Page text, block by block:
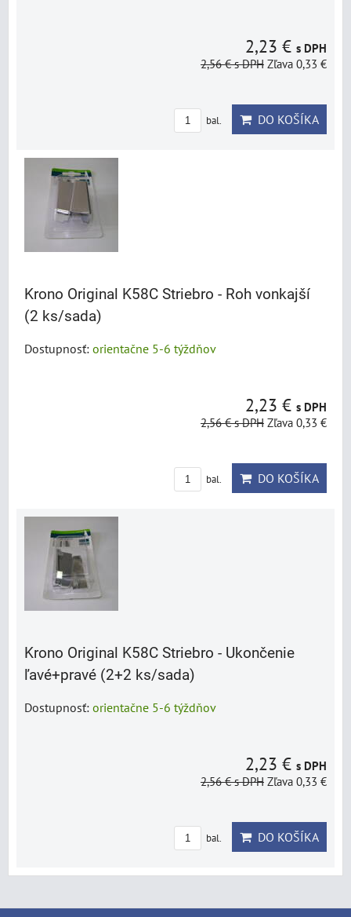
2,23 € s DPH
2,56 €s DPH Zľava 0,33 €
bal. DO KOŠÍKA
Krono Original K58C Striebro - Roh vonkajší
(2 ks/sada)
Dostupnosť: orientačne 5-6 týždňov
2,23 € s DPH
2,56 €s DPH Zľava 0,33 €
bal. DO KOŠÍKA
Krono Original K58C Striebro - Ukončenie
ľavé+pravé (2+2 ks/sada)
Dostupnosť: orientačne 5-6 týždňov
2,23 € s DPH
2,56 €s DPH Zľava 0,33 €
bal. DO KOŠÍKA